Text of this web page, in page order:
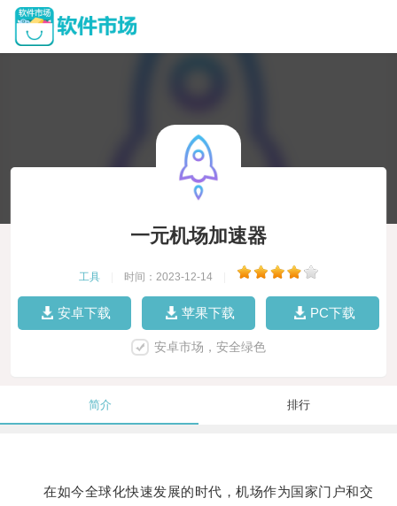
一元机场加速器
工具 时间：2023-12-14
安卓下载 苹果下载 PC下载
安卓市场，安全绿色
简介 排行
在如今全球化快速发展的时代，机场作为国家门户和交